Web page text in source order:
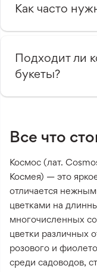
Как часто
Подходит ли
букеты?
Все что
Космос (лат.
Космея) — это
отличается
цветками на
многочисленных
цветки различных
розового и
среди садоводов,